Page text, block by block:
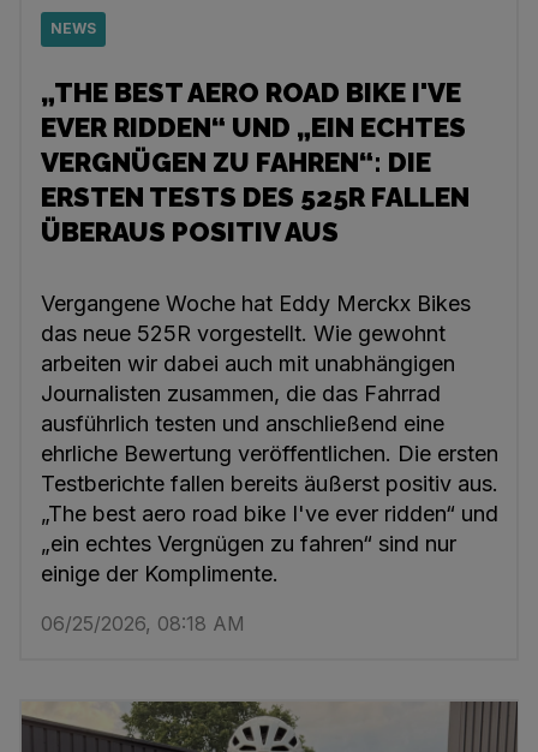
NEWS
„THE BEST AERO ROAD BIKE I'VE
EVER RIDDEN“ UND „EIN ECHTES
VERGNÜGEN ZU FAHREN“: DIE
ERSTEN TESTS DES 525R FALLEN
ÜBERAUS POSITIV AUS
Vergangene Woche hat Eddy Merckx Bikes
das neue 525R vorgestellt. Wie gewohnt
arbeiten wir dabei auch mit unabhängigen
Journalisten zusammen, die das Fahrrad
ausführlich testen und anschließend eine
ehrliche Bewertung veröffentlichen. Die ersten
Testberichte fallen bereits äußerst positiv aus.
„The best aero road bike I've ever ridden“ und
„ein echtes Vergnügen zu fahren“ sind nur
einige der Komplimente.
06/25/2026, 08:18 AM